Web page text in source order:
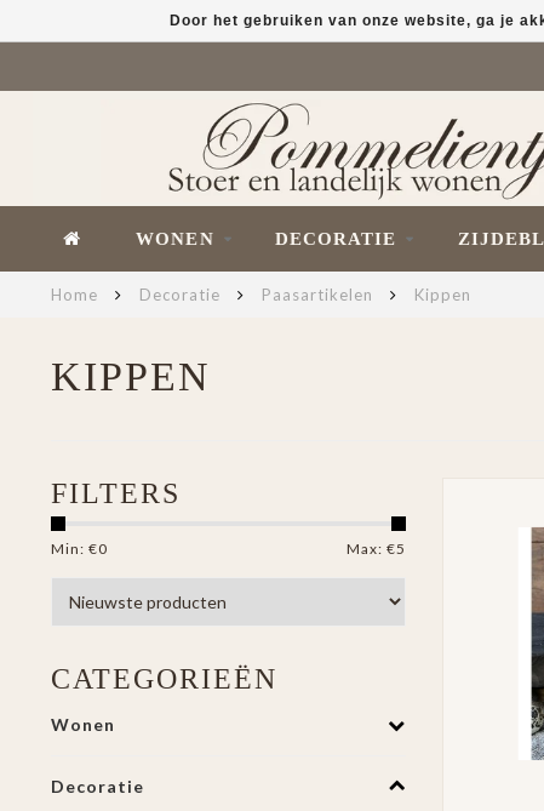
WONEN DECORATIE
Home Decoratie Paasartikelen Kippen
KIPPEN
FILTERS
Min: €0 Max: €5
CATEGORIEËN
Wonen
Decoratie
Door het gebruiken van onze website, ga je